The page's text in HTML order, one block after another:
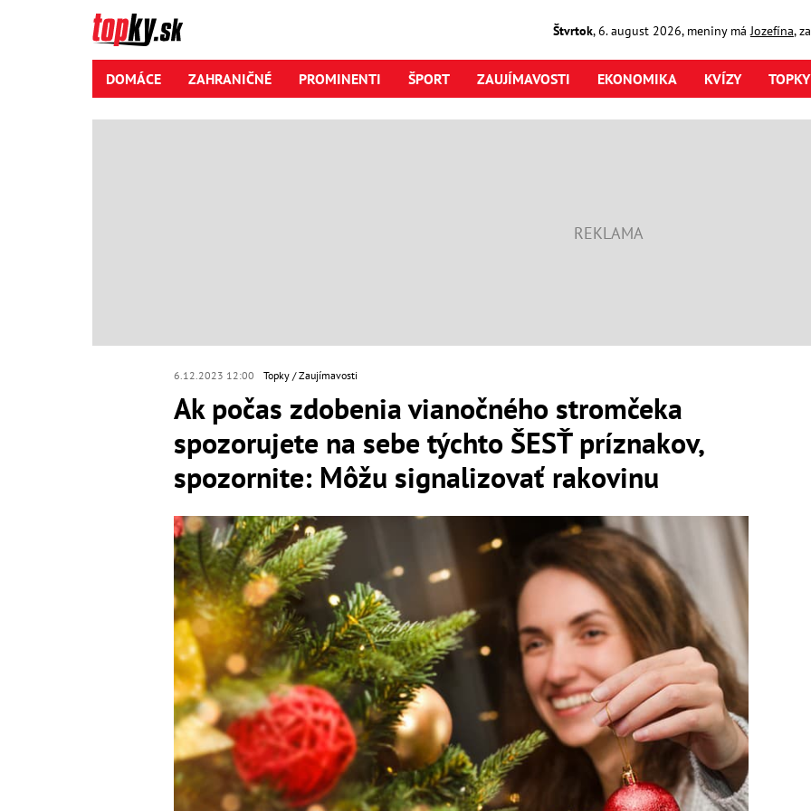
Štvrtok,6. august2026, meniny má Jozefína,
DOMÁCE ZAHRANIČNÉ PROMINENTI ŠPORT ZAUJÍMAVOSTI EKONOMIKA KVÍZY
6.12.2023 12:00 Topky Zaujímavosti
Ak počas zdobenia vianočného stromčeka
spozorujete na sebe týchto ŠESŤ príznakov,
spozornite: Môžu signalizovať rakovinu